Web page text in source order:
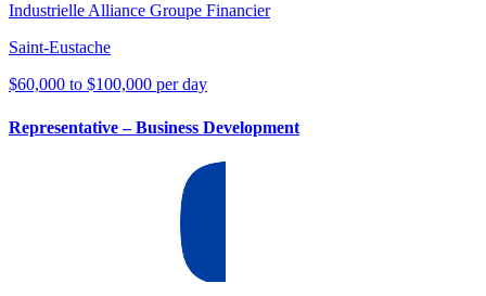
Industrielle Alliance Groupe Financier
Saint-Eustache
$60,000 to $100,000 per day
Representative – Business Development